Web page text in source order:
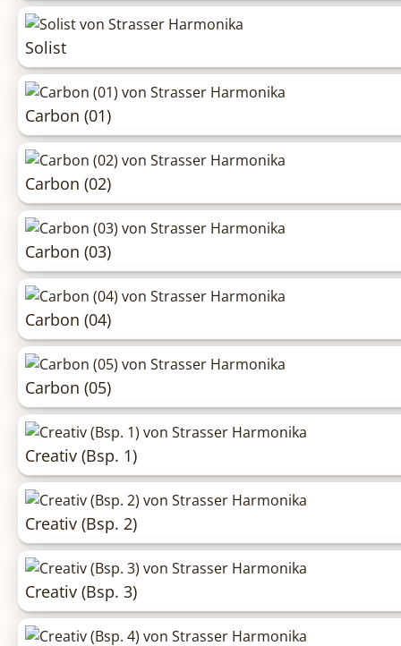
Solist
Carbon (01)
Carbon (02)
Carbon (03)
Carbon (04)
Carbon (05)
Creativ (Bsp. 1)
Creativ (Bsp. 2)
Creativ (Bsp. 3)